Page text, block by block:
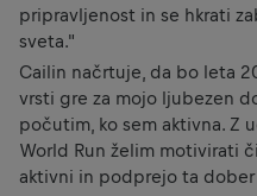
pripravljenost in se hkrati
sveta."
Cailin načrtuje, da bo leta
vrsti gre za mojo ljubezen
počutim, ko sem aktivna. Z
World Run želim motivirati
aktivni in podprejo ta dober